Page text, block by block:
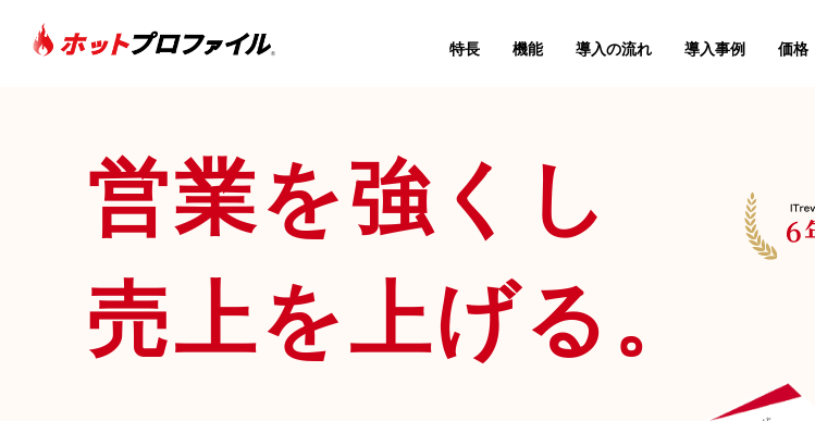
特長 機能 導入の流れ 導入事例 価格
sitemap
特長
機能
報告管理/リアルタイム報告
営業メール配信
案件管理
営業を強くし
売上を上げる。